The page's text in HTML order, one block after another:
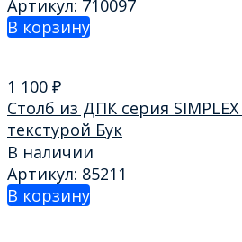
Артикул: 710097
В корзину
1 100 ₽
Столб из ДПК серия
текстурой Бук
В наличии
Артикул: 85211
В корзину